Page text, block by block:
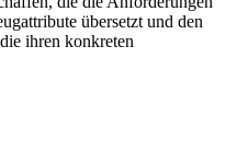
übersetzt und den
ihren konkreten